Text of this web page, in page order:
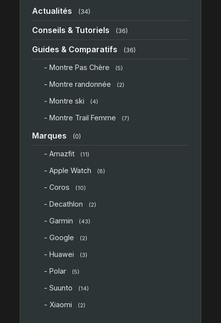
Actualités (34)
Conseils & Tutoriels (36)
Guides & Comparatifs (36)
- Montre Pas Chère (5)
- Montre randonnée (2)
- Montre ski (4)
- Montre Trail Femme (7)
Marques (0)
- Amazfit (11)
- Apple Watch (8)
- Coros (10)
- Decathlon (2)
- Garmin (43)
- Google (2)
- Huawei (3)
- Polar (5)
- Suunto (14)
- Xiaomi (2)